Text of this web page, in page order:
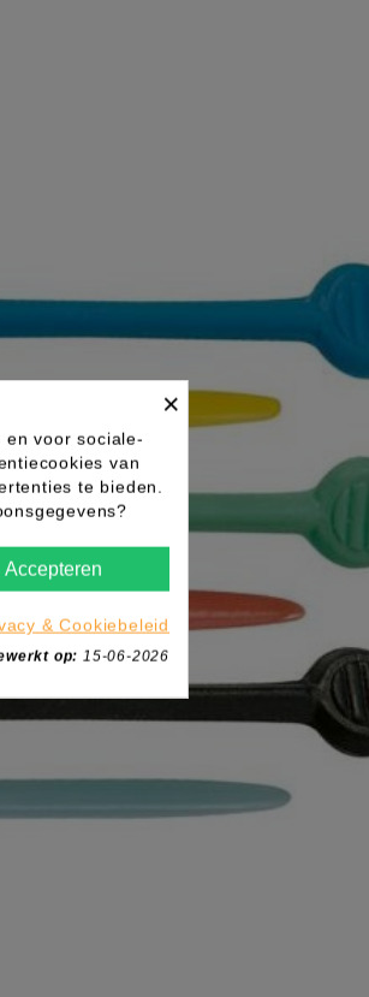
×
voor sociale-
van
te bieden.
Accepteren
& Cookiebeleid
op: 15-06-2026